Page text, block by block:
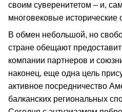
своим суверенитетом – и,
многовековые исторические
В обмен небольшой, но
стране обещают
компании партнеров и
наконец, еще одна цель
активное посредничество
балканских региональных